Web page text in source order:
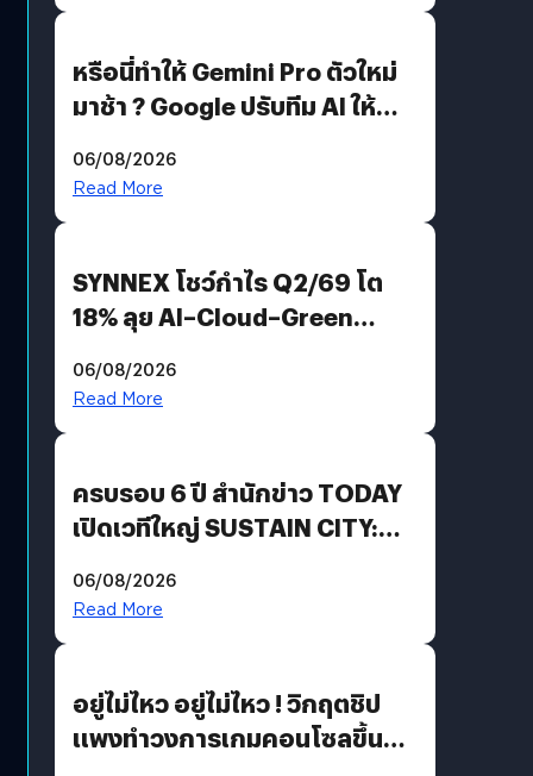
หรือนี่ทำให้ Gemini Pro ตัวใหม่
มาช้า ? Google ปรับทีม AI ให้
AGI
06/08/2026
Read More
SYNNEX โชว์กำไร Q2/69 โต
18% ลุย AI–Cloud–Green
Revenue เร่งเครื่อง New
06/08/2026
Read More
ครบรอบ 6 ปี สำนักข่าว TODAY
เปิดเวทีใหญ่ SUSTAIN CITY:
แนวทางปรับตัวสู่เศรษฐกิจสี
06/08/2026
Read More
อยู่ไม่ไหว อยู่ไม่ไหว ! วิกฤตชิป
แพงทำวงการเกมคอนโซลขึ้น